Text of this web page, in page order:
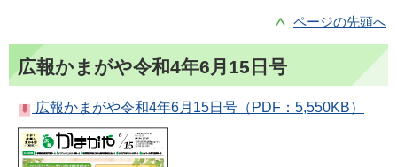
ページの先頭へ
広報かまがや令和4年6月15日号
広報かまがや令和4年6月15日号（PDF：5,550KB）